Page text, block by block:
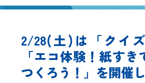
水のラーニングフィー
お問い合わせ
2/28(土)は「クイズ
「エコ体験！紙すき
つくろう！」を開催